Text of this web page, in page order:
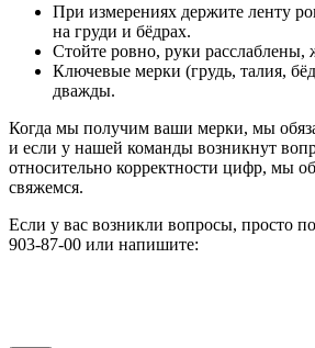
При измерениях держите ленту
на груди и бёдрах.
Стойте ровно, руки расслаблены,
Ключевые мерки (грудь, талия,
дважды.
Когда мы получим ваши мерки, мы
и если у нашей команды возникнут
относительно корректности цифр, мы
свяжемся.
Если у вас возникли вопросы, просто
903-87-00 или напишите: